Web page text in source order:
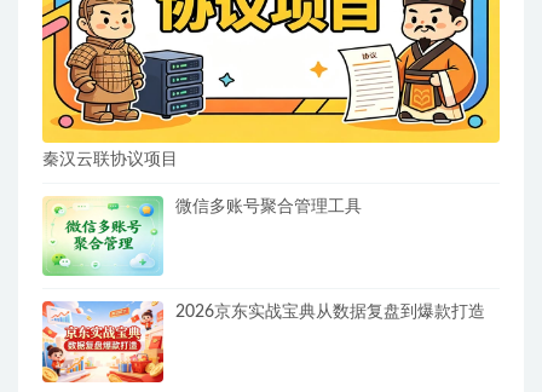
秦汉云联协议项目
微信多账号聚合管理工具
2026京东实战宝典从数据复盘到爆款打造